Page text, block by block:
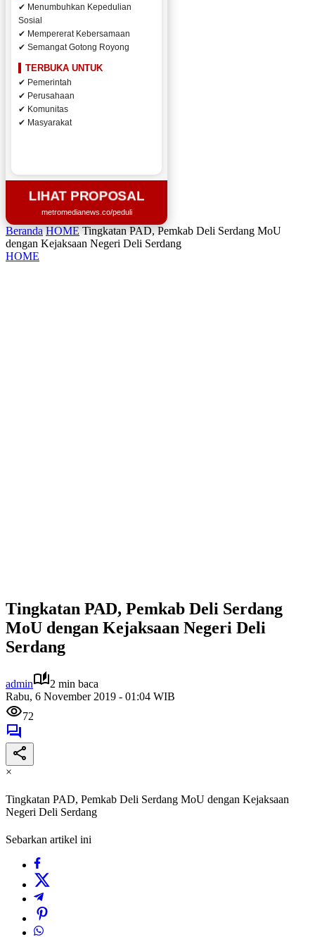
✔ Menumbuhkan Kepedulian
Sosial
✔ Mempererat Kebersamaan
✔ Semangat Gotong Royong
TERBUKA UNTUK
✔ Pemerintah
✔ Perusahaan
✔ Komunitas
✔ Masyarakat
LIHAT PROPOSAL
metromedianews.co/peduli
Beranda HOME Tingkatan PAD, Pemkab Deli Serdang MoU
dengan Kejaksaan Negeri Deli Serdang
HOME
Tingkatan PAD, Pemkab Deli Serdang
MoU dengan Kejaksaan Negeri Deli
Serdang
admin
2 min baca
Rabu, 6 November 2019 - 01:04 WIB
72
×
Tingkatan PAD, Pemkab Deli Serdang MoU dengan Kejaksaan
Negeri Deli Serdang
Sebarkan artikel ini